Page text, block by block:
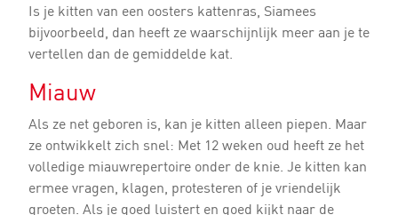
Is je kitten van een oosters kattenras, Siamees
bijvoorbeeld, dan heeft ze waarschijnlijk meer aan je te
vertellen dan de gemiddelde kat.
Miauw
Als ze net geboren is, kan je kitten alleen piepen. Maar
ze ontwikkelt zich snel: Met 12 weken oud heeft ze het
volledige miauwrepertoire onder de knie. Je kitten kan
ermee vragen, klagen, protesteren of je vriendelijk
groeten. Als je goed luistert en goed kijkt naar de